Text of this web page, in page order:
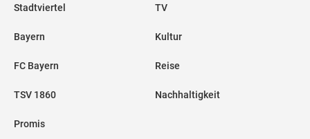
Stadtviertel
Bayern
FC Bayern
TSV 1860
Promis
TV
Kultur
Reise
Nachhaltigkeit